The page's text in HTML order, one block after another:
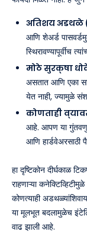
अतिशय अडथळे
आणि शेअर्ड
स्थिरावण्यापूर्वीच
मोठे सुरक्षा
असतात आणि एका
येत नाही, ज्यामुळे
कोणताही
आहे. आपण या
आणि
हा दृष्टिकोन दीर्घकाळ
राहणाऱ्या
कोणत्याही
या मूलभूत बदलामुळेच
वाढ झाली आहे.